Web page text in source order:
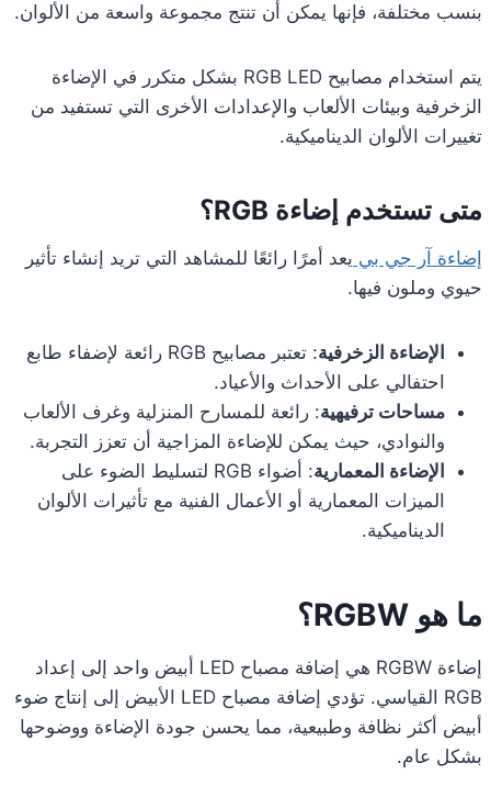
بنسب مختلفة، فإنها يمكن أن تنتج مجموعة واسعة من الألوان.
يتم استخدام مصابيح RGB LED بشكل متكرر في الإضاءة
الزخرفية وبيئات الألعاب والإعدادات الأخرى التي تستفيد من
تغييرات الألوان الديناميكية.
متى تستخدم إضاءة RGB؟
إضاءة آر جي بي يعد أمرًا رائعًا للمشاهد التي تريد إنشاء تأثير
حيوي وملون فيها.
الإضاءة الزخرفية
: تعتبر مصابيح RGB رائعة لإضفاء طابع
احتفالي على الأحداث والأعياد.
مساحات ترفيهية: رائعة للمسارح المنزلية وغرف الألعاب
والنوادي، حيث يمكن للإضاءة المزاجية أن تعزز التجربة.
الإضاءة المعمارية
: أضواء RGB لتسليط الضوء على
الميزات المعمارية أو الأعمال الفنية مع تأثيرات الألوان
الديناميكية.
ما هو RGBW؟
إضاءة RGBW هي إضافة مصباح LED أبيض واحد إلى إعداد
RGB القياسي. تؤدي إضافة مصباح LED الأبيض إلى إنتاج ضوء
أبيض أكثر نظافة وطبيعية، مما يحسن جودة الإضاءة ووضوحها
بشكل عام.